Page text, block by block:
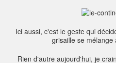
Ici aussi, c'est le geste qui
grisaille se mélange
Rien d'autre aujourd'hui, je